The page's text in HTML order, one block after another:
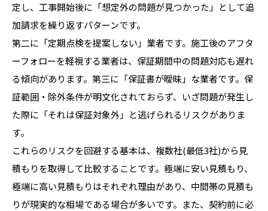
定し、工事開始後に「想定外の問題が見つかった」として追
加請求を繰り返すパターンです。
第二に「定期点検を提案しない」業者です。施工後のアフタ
ーフォローを軽視する業者は、保証期間中の問題対応も遅れ
る傾向があります。第三に「保証書が曖昧」な業者です。保
証範囲・除外条件が明文化されておらず、いざ問題が発生し
た際に「それは保証対象外」と逃げられるリスクがありま
す。
これらのリスクを回避する基本は、複数社(最低3社)から見
積もりを取得して比較することです。極端に安い見積もり、
極端に高い見積もりはそれぞれ理由があり、中間帯の見積も
りが現実的な相場である場合が多いです。また、契約前に必